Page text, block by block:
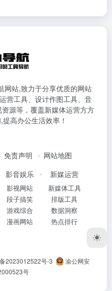
网站,致力于分享优质的网站
营工具、设计作图工具、音
源等，覆盖新媒体运营方方
高办公生活效率！
免责声明
网站地图
影音娱乐
影视网站
段子搞笑
游戏综合
漫画网站
新媒运营
新媒体工具
排版工具
数据洞察
热点排行
2023012522号-3
渝公网安
号